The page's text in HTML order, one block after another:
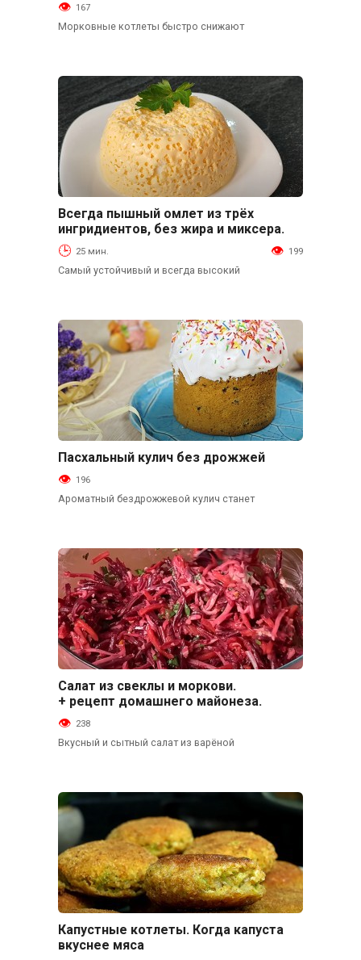
167
Морковные котлеты быстро снижают
Основные блюда
Всегда пышный омлет из трёх
ингридиентов, без жира и миксера.
25 мин. 199
Самый устойчивый и всегда высокий
Пасхальный кулич без дрожжей
196
Ароматный бездрожжевой кулич станет
Салат из свеклы и моркови.
+ рецепт домашнего майонеза.
238
Вкусный и сытный салат из варёной
Основные блюда
Капустные котлеты. Когда капуста
вкуснее мяса